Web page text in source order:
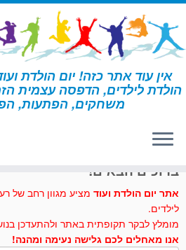
דלג
לתוכן
אין עוד אתר כזה! יום הולדת
הולדת לילדים, הדפסה עצמית
משחקים, הפתעות, דף הבית » פיות
ברוכים הבאים!
אתר יום הולדת ועוד מציע מגוון רחב של
לילדים.
מומלץ לבקר תקופתית באתר ולהתעדכן
אנו מאחלים לכם גלישה נעימה ומהנה!